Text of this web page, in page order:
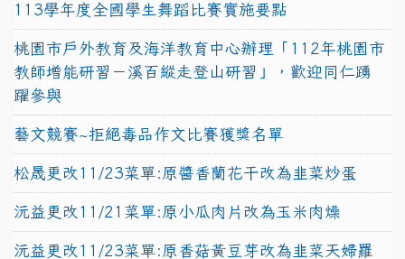
113學年度全國學生舞蹈比賽實施要點
桃園市戶外教育及海洋教育中心辦理「112年桃園市
教師增能研習－溪百縱走登山研習」，歡迎同仁踴
躍參與
藝文競賽~拒絕毒品作文比賽獲獎名單
松晟更改11/23菜單:原醬香蘭花干改為韭菜炒蛋
沅益更改11/21菜單:原小瓜肉片改為玉米肉燥
沅益更改11/23菜單:原香菇黃豆芽改為韭菜天婦羅